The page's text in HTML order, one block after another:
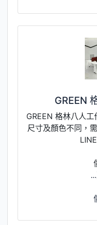
GREEN
GREEN 格林八人
尺寸及顏色不同，